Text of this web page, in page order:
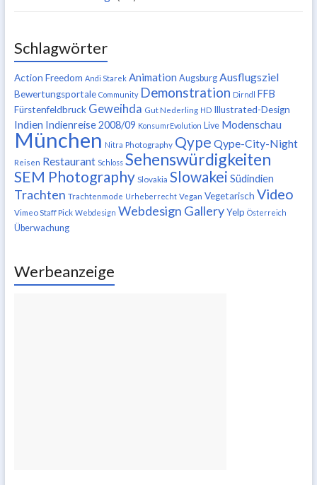
Schlagwörter
Action Freedom Andi Starek Animation Augsburg Ausflugsziel
Bewertungsportale Community Demonstration Dirndl FFB
Fürstenfeldbruck Geweihda Gut Nederling HD Illustrated-Design
Indien Indienreise 2008/09 KonsumrEvolution Live Modenschau
München Nitra Photography Qype Qype-City-Night
Reisen Restaurant Schloss Sehenswürdigkeiten
SEM Photography Slovakia Slowakei Südindien
Trachten Trachtenmode Urheberrecht Vegan Vegetarisch Video
Vimeo Staff Pick Webdesign Webdesign Gallery Yelp Österreich
Überwachung
Werbeanzeige